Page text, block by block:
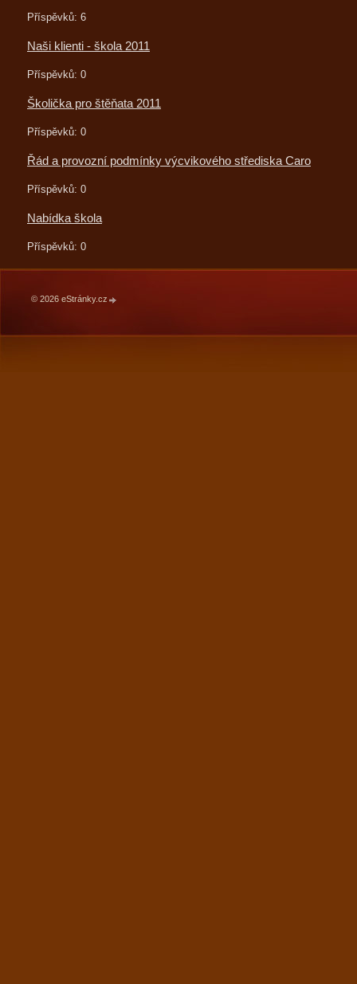
Příspěvků: 6
Naši klienti - škola 2011
Příspěvků: 0
Školička pro štěňata 2011
Příspěvků: 0
Řád a provozní podmínky výcvikového střediska Caro
Příspěvků: 0
Nabídka škola
Příspěvků: 0
© 2026 eStránky.cz